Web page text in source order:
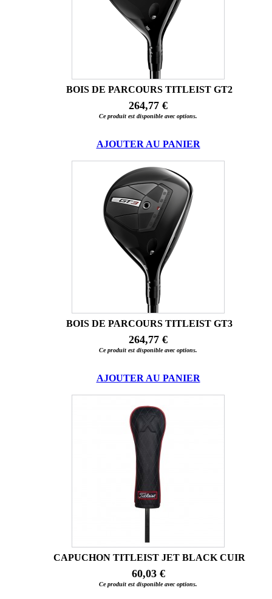
BOIS DE PARCOURS TITLEIST GT2
264,77 €
Ce produit est disponible avec options.
AJOUTER AU PANIER
BOIS DE PARCOURS TITLEIST GT3
264,77 €
Ce produit est disponible avec options.
AJOUTER AU PANIER
CAPUCHON TITLEIST JET BLACK CUIR
60,03 €
Ce produit est disponible avec options.